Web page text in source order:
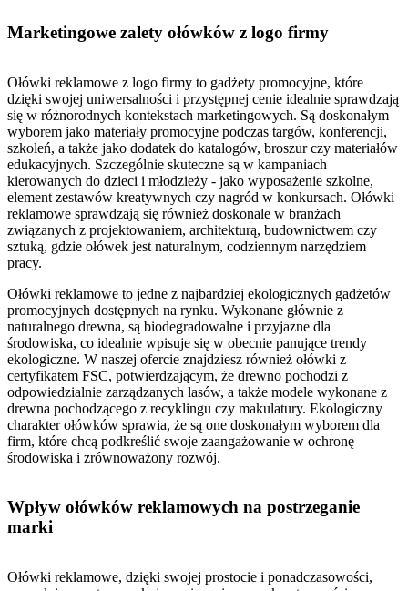
Marketingowe zalety ołówków z logo firmy
Ołówki reklamowe z logo firmy to gadżety promocyjne, które
dzięki swojej uniwersalności i przystępnej cenie idealnie sprawdzają
się w różnorodnych kontekstach marketingowych. Są doskonałym
wyborem jako materiały promocyjne podczas targów, konferencji,
szkoleń, a także jako dodatek do katalogów, broszur czy materiałów
edukacyjnych. Szczególnie skuteczne są w kampaniach
kierowanych do dzieci i młodzieży - jako wyposażenie szkolne,
element zestawów kreatywnych czy nagród w konkursach. Ołówki
reklamowe sprawdzają się również doskonale w branżach
związanych z projektowaniem, architekturą, budownictwem czy
sztuką, gdzie ołówek jest naturalnym, codziennym narzędziem
pracy.
Ołówki reklamowe to jedne z najbardziej ekologicznych gadżetów
promocyjnych dostępnych na rynku. Wykonane głównie z
naturalnego drewna, są biodegradowalne i przyjazne dla
środowiska, co idealnie wpisuje się w obecnie panujące trendy
ekologiczne. W naszej ofercie znajdziesz również ołówki z
certyfikatem FSC, potwierdzającym, że drewno pochodzi z
odpowiedzialnie zarządzanych lasów, a także modele wykonane z
drewna pochodzącego z recyklingu czy makulatury. Ekologiczny
charakter ołówków sprawia, że są one doskonałym wyborem dla
firm, które chcą podkreślić swoje zaangażowanie w ochronę
środowiska i zrównoważony rozwój.
Wpływ ołówków reklamowych na postrzeganie
marki
Ołówki reklamowe, dzięki swojej prostocie i ponadczasowości,